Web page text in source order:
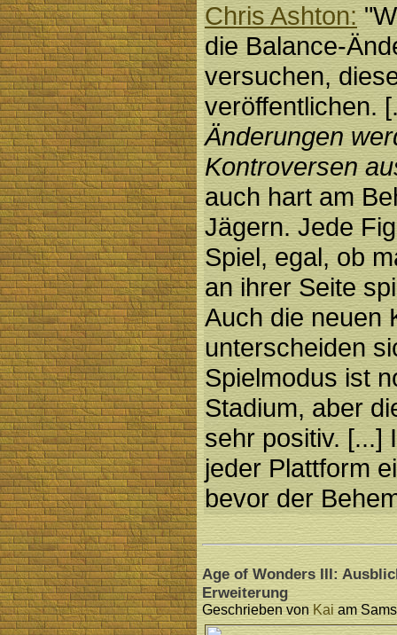
Chris Ashton:
die Balance-
versuchen,
veröffentlichen.
Änderungen
Kontroversen
auch hart am
Jägern. Jede
Spiel, egal, ob
an ihrer Seite
Auch die neuen
unterscheiden
Spielmodus ist
Stadium, aber
sehr positiv. [...]
jeder Plattform
bevor der
Age of Wonders III:
Erweiterung
Geschrieben vonKaiam